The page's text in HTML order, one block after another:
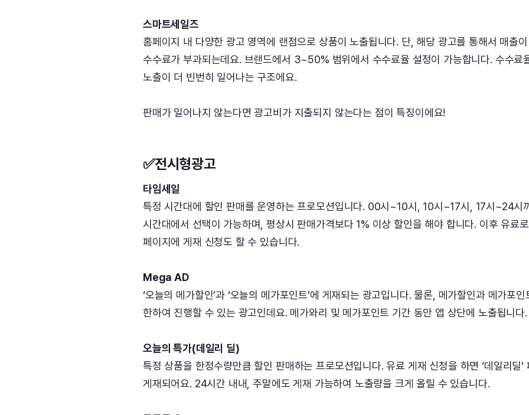
스마트세일즈
홈페이지 내 다양한 광고 영역에 랜점으로 상품이 노출됩니다. 단, 해당 광고를 통해서 매출
수수료가 부과되는데요. 브랜드에서 3~50% 범위에서 수수료율 설정이 가능합니다. 수수료
노출이 더 빈번히 일어나는 구조에요.
판매가 일어나지 않는다면 광고비가 지출되지 않는다는 점이 특징이에요!
✅전시형광고
타임세일
특정 시간대에 할인 판매를 운영하는 프로모션입니다. 00시~10시, 10시~17시, 17시~24시
시간대에서 선택이 가능하며, 평상시 판매가격보다 1% 이상 할인을 해야 합니다. 이후 유료
페이지에 게재 신청도 할 수 있습니다.
Mega AD
‘오늘의 메가할인’과 ‘오늘의 메가포인트’에 게재되는 광고입니다. 물론, 메가할인과 메가포인
한하여 진행할 수 있는 광고인데요. 메가와리 및 메가포인트 기간 동안 앱 상단에 노출됩니다.
오늘의 특가(데일리 딜)
특정 상품을 한정수량만큼 할인 판매하는 프로모션입니다. 유료 게재 신청을 하면 ‘데일리딜’
게재되어요. 24시간 내내, 주말에도 게재 가능하여 노출량을 크게 올릴 수 있습니다.